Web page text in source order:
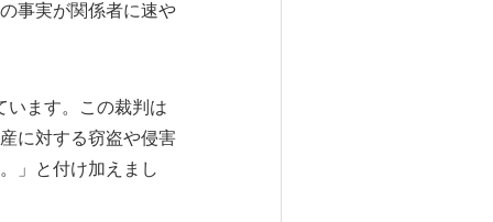
事実が関係者に速や
います。この裁判は
に対する窃盗や侵害
」と付け加えまし